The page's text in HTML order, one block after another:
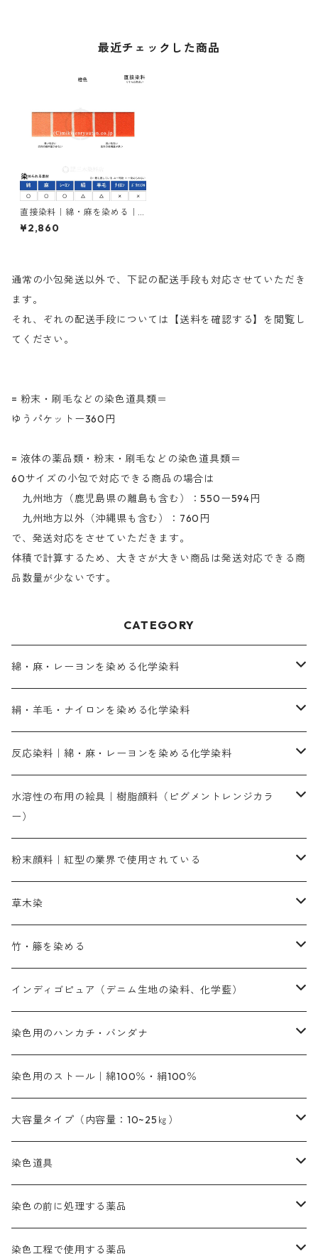
最近チェックした商品
直接染料｜綿・麻を染める｜1
00g｜ダイレクトスープラオ
レンヂ2GL125%（橙色）
¥2,860
通常の小包発送以外で、下記の配送手段も対応させていただき
ます。
それ、ぞれの配送手段については【送料を確認する】を閲覧し
てください。
= 粉末・刷毛などの染色道具類＝
ゆうパケットー360円
= 液体の薬品類・粉末・刷毛などの染色道具類＝
60サイズの小包で対応できる商品の場合は
九州地方（鹿児島県の離島も含む）：550ー594円
九州地方以外（沖縄県も含む）：760円
で、発送対応をさせていただきます。
体積で計算するため、大きさが大きい商品は発送対応できる商
品数量が少ないです。
CATEGORY
綿・麻・レーヨンを染める化学染料
直接染料－染色手順が簡単
人気のおすすめ直接染料
染色に必要な薬品類
橙色系
青色系
紫色系
緑色系
茶色系
絹・羊毛・ナイロンを染める化学染料
お買い得品
染料一覧
人気のおすすめ染料
橙色系
緑色系
茶色系
灰色系
黒色系
染色に必要な薬品類
補助薬品
反応染料｜綿・麻・レーヨンを染める化学染料
お勧めの3原色（赤・青・黄色）
お勧め｜スミフィックス～
3原色以外の色目
赤色
茶色｜20g入りのみ公開
灰色｜20g入りのみ公開
黒色
染色に必要な薬品
アルカリ剤
補助薬品
捺染に必要な材料
捺染糊
水溶性の布用の絵具｜樹脂顔料（ピグメントレンジカラ
ー）
ネオカラー（色）
内容量：100g
内容量：500g
バィンダー（定着剤）
増粘剤
黄色系
エロ―M3G｜定番の色合い
エロー ＭＧＲ｜明るい緑みの黄色
オレンジ系
オレンヂMG｜黄みの橙色
オレンヂMGD（定番の色合い）
赤色系
レットMFB｜赤色（定番の色合い）
レットMG｜黄みの朱色
青色系
ネビーブルーMB（定番の色合い）
ブルーMB（定番の色合い）
紫色系
バイオレットMFB
緑色系
ダークグリンMG（定番の色合い）
茶色系
粉末顔料｜紅型の業界で使用されている
赤色系
本洋紅
代用朱黄色口
黄色系
ファストエロ―10GN（鮮やかな黄色）
ファストエロ―5GN（黄色）
青色系
NSBAブルー
群青
白色｜胡粉
黒色｜在庫処分特価
緑色｜在庫処分特価
茶色｜在庫処分特価
草木染
植物染料
人気のおすすめ植物染料
インド茜・西洋茜の個別販売
カッチ｜茶系
濃染処理剤｜ソルバックスPS－900
媒染剤
アルミ媒染剤
鉄媒染剤
ソーダ灰｜アルカリ性のPH調整剤
藍染
ぶどう糖
ハイドロサルファイトコンク
染色用途のハンカチ・バンダナ
45cm×45cm（ハンカチ）｜端の始末も綿糸｜タグなし
54cm×54cm（バンダナ）｜端の始末も綿糸｜タグなし
竹・籐を染める
人気のおすすめ竹・藤を染める染料
塩基性染料（混色可能）
ビスマークブロンB｜赤茶色
塩基性エロ―｜液体タイプ
オリジナル染料｜スス竹色｜ミキセットファストブロンGR
インディゴピュア（デニム生地の染料、化学藍）
初心者向けお試しセット販売
インディゴピュア
アルカリ剤
ハイドロサルファイトコンク
酸性剤
染色用のハンカチ・バンダナ
45cm×45cm（ハンカチ）｜端の始末も綿糸｜タグなし
54cm×54cm（バンダナ）｜端の始末も綿糸｜タグなし
染色用のストール｜綿100％・絹100％
大容量タイプ（内容量：10~25㎏）
芒硝｜綿の染色時の吸収促進剤
ソーダ灰｜アルカリ性のPH調整剤
硫酸第一鉄｜鉄媒染剤
染色道具
刷毛
摺込み刷毛（スリコミハケ）ー夏毛（硬いタイプ）
ローケツ筆
染色の前に処理する薬品
精練剤｜汚れ落とし剤｜針状マルセル石鹸
染色工程で使用する薬品